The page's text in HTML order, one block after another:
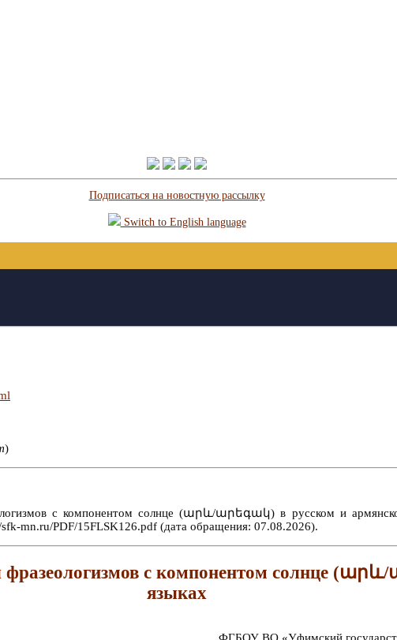
Подписаться на новостную рассылку
Switch to English language
)
с компонентом солнце (արև/արեգակ) в русском и
mn.ru/PDF/15FLSK126.pdf (дата обращения: 07.08.2026).
фразеологизмов с компонентом солнце
языках